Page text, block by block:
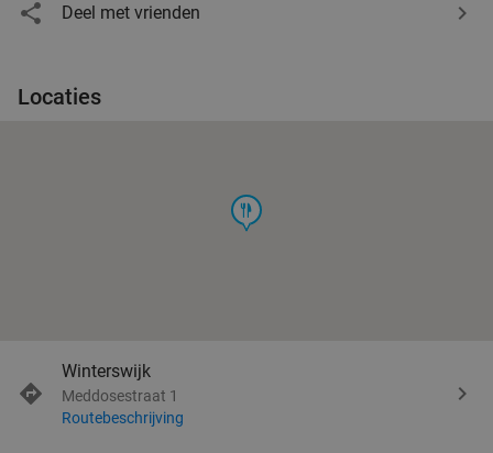
Deel met vrienden
Locaties
food
Winterswijk
Meddosestraat 1
Routebeschrijving